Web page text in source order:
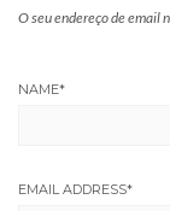
O seu endereço de email
NAME*
EMAIL ADDRESS*